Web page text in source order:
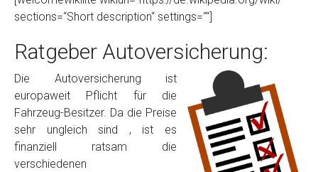
sections=“Short description“ settings=““]
Ratgeber Autoversicherung:
Die Autoversicherung ist
europaweit Pflicht für die
Fahrzeug-Besitzer. Da die Preise
sehr ungleich sind , ist es
finanziell ratsam die
verschiedenen